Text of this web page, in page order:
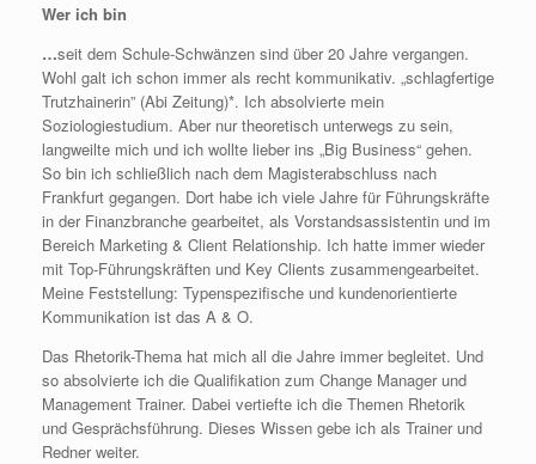
Wer ich bin
…seit dem Schule-Schwänzen sind über 20 Jahre vergangen.
Wohl galt ich schon immer als recht kommunikativ. „schlagfertige
Trutzhainerin” (Abi Zeitung)*. Ich absolvierte mein
Soziologiestudium. Aber nur theoretisch unterwegs zu sein,
langweilte mich und ich wollte lieber ins „Big Business“ gehen.
So bin ich schließlich nach dem Magisterabschluss nach
Frankfurt gegangen. Dort habe ich viele Jahre für Führungskräfte
in der Finanzbranche gearbeitet, als Vorstandsassistentin und im
Bereich Marketing & Client Relationship. Ich hatte immer wieder
mit Top-Führungskräften und Key Clients zusammengearbeitet.
Meine Feststellung: Typenspezifische und kundenorientierte
Kommunikation ist das A & O.
Das Rhetorik-Thema hat mich all die Jahre immer begleitet. Und
so absolvierte ich die Qualifikation zum Change Manager und
Management Trainer. Dabei vertiefte ich die Themen Rhetorik
und Gesprächsführung. Dieses Wissen gebe ich als Trainer und
Redner weiter.